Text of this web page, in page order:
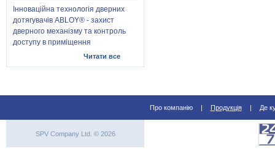
Інноваційна технологія дверних
дотягувачів ABLOY® - захист
дверного механізму та контроль
доступу в приміщення
Читати все
Про компанію | Продукція | Де
SPV Company Ltd. © 2026